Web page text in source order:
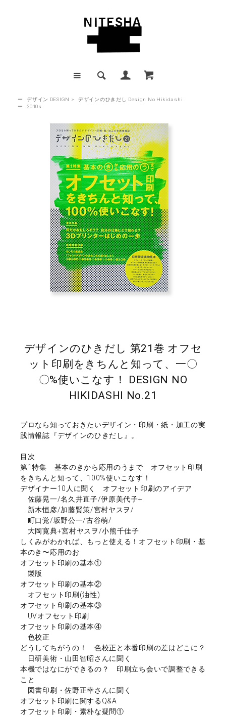
ー デザイン DESIGN >
デザインのひきだし Design No Hikidashi
ー
2010s
デザインのひきだし 第21巻 オフセ
ット印刷をきちんと知って、一〇
〇%使いこなす！ DESIGN NO
HIKIDASHI No.21
プロなら知っておきたいデザイン・印刷・紙・加工の実
践情報誌『デザインのひきだし』。
目次
第1特集 基本のきから応用のうまで オフセット印刷
をきちんと知って、100%使いこなす！
デザイナー10人に聞く オフセット印刷のアイデア
佐藤晃一/名久井直子/伊原美代子+
新木恒彦/加藤賢策/宮村ヤスヲ/
町口覚/坂野公一/古谷萌/
大岡寛典+宮村ヤスヲ/小熊千佳子
しくみがわかれば、もっと使える！オフセット印刷・基
本のき〜応用のお
オフセット印刷の基本①
製版
オフセット印刷の基本②
オフセット印刷(油性)
オフセット印刷の基本③
UVオフセット印刷
オフセット印刷の基本④
色校正
どうしてちがうの！ 色校正と本番印刷の差はどこに？
日研美術・山田智昭さんに聞く
本機ではなにができるの？ 印刷立ち会いで調整できる
こと
図書印刷・佐野正幸さんに聞く
オフセット印刷に関するQ&A
オフセット印刷・素朴な疑問①